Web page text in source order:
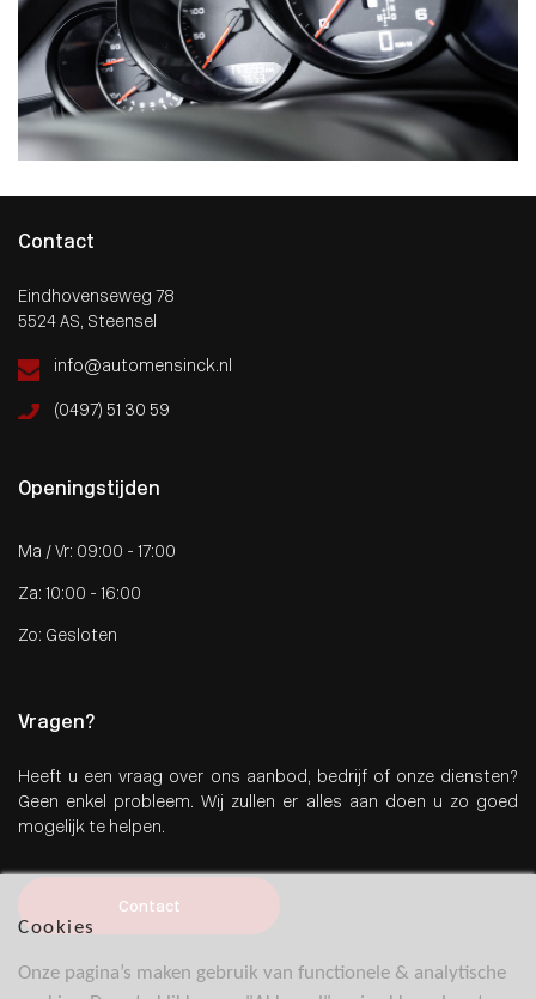
Contact
Eindhovenseweg 78
5524 AS, Steensel
info@automensinck.nl
(0497) 51 30 59
Openingstijden
Ma / Vr: 09:00 - 17:00
Za: 10:00 - 16:00
Zo: Gesloten
Vragen?
Heeft u een vraag over ons aanbod, bedrijf of onze diensten?
Geen enkel probleem. Wij zullen er alles aan doen u zo goed
mogelijk te helpen.
Contact
Cookies
Onze pagina’s maken gebruik van functionele & analytische